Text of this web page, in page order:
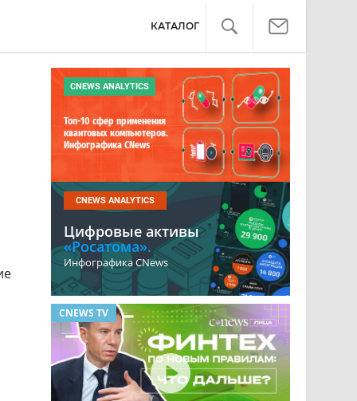
КАТАЛОГ
CNEWS ANALYTICS
Топ-10 сфер применения
квантовых компьютеров.
Инфографика CNews
CNEWS ANALYTICS
Цифровые активы
«Росатома».
Инфографика CNews
CNEWS TV